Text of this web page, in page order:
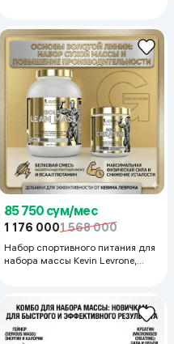
85 750 сум/мес
1 176 0001 568 000
Набор спортивного питания для
набора массы Kevin Levrone,